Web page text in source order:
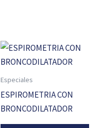
Especiales
ESPIROMETRIA CON
BRONCODILATADOR